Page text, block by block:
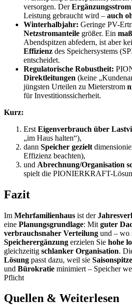
versorgen. DerErgänzungsstrom
Leistung gebraucht wird – auch
Winterhalbjahr: Geringe PV-
Netzstromanteile größer. Ein
Abendspitzen abfedern, ist aber
Effizienz des Speichersystems
entscheidet.
Regulatorische Robustheit:
Direktleitungen (keine
jüngsten Urteilen zu Mieterstrom
für Investitionssicherheit.
Kurz:
Erst Eigenverbrauch über
„im Haus halten“),
dann Speicher gezielt
Effizienz beachten),
und Abrechnung/Organisation
spielt die PIONIERKRAFT-
Fazit
Im Mehrfamilienhaus ist der
eine Planungsgrundlage: Mit guter
verbrauchsnaher Verteilung und – wo
Speicherergänzung erzielen Sie hohe
gleichzeitig schlanker Organisation.
Lösung passt dazu, weil sie
und Bürokratie minimiert – Speicher
Pflicht
Quellen & Weiterlesen